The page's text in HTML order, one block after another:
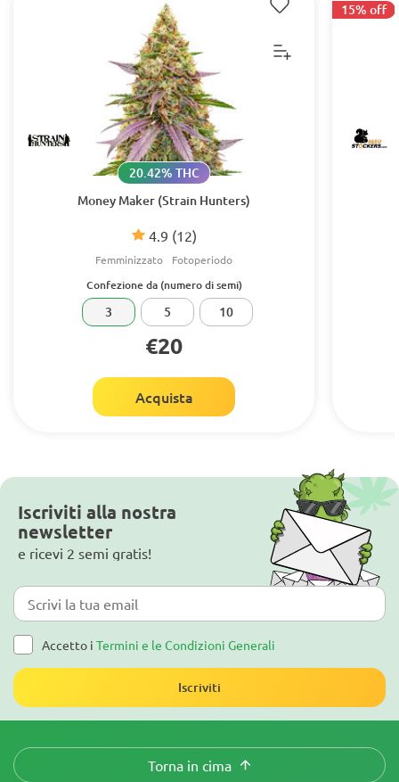
Money Maker (Strain Hunters)
4.9 (12)
20.42% THC
Femminizzato Fotoperiodo
Confezione da (numero di semi)
3 5 10
€20
Acquista
15% off
Iscriviti alla nostra
newsletter
e ricevi 2 semi gratis!
Accetto i Termini e le Condizioni Generali
Iscriviti
Torna in cima